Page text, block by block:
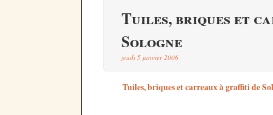
Tuiles, briques et
Sologne
jeudi 5 janvier 2006
Tuiles, briques et carreaux à graffiti de